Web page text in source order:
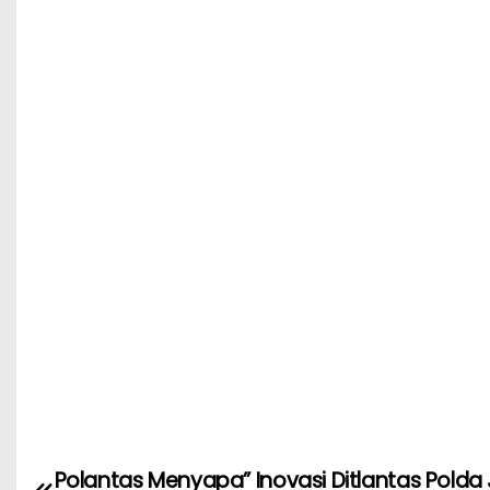
Polantas Menyapa” Inovasi Ditlantas